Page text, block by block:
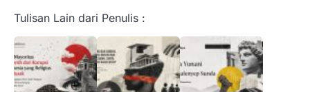
Tulisan Lain dari Penulis :